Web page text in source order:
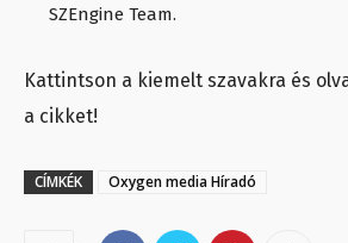
SZEngine Team.
Kattintson a kiemelt szavakra és
a cikket!
CÍMKÉK Oxygen media Híradó